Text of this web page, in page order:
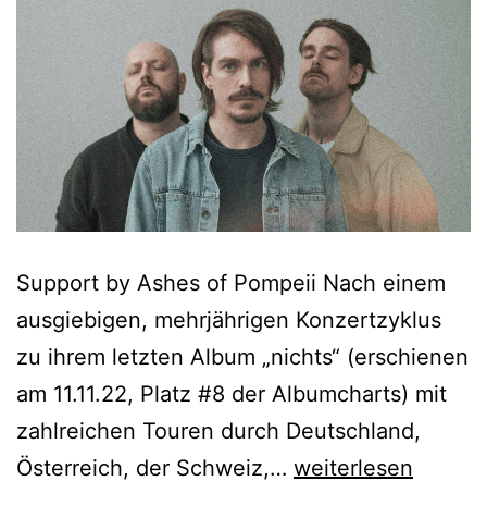
Support by Ashes of Pompeii Nach einem
ausgiebigen, mehrjährigen Konzertzyklus
zu ihrem letzten Album „nichts“ (erschienen
am 11.11.22, Platz #8 der Albumcharts) mit
zahlreichen Touren durch Deutschland,
Österreich, der Schweiz,… FJØRT
weiterlesen